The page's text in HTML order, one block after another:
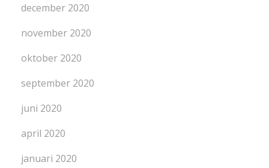
december 2020
november 2020
oktober 2020
september 2020
juni 2020
april 2020
januari 2020